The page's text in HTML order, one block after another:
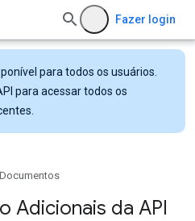
Fazer login
para todos os usuários.
para acessar todos os
Documentos
Adicionais da API